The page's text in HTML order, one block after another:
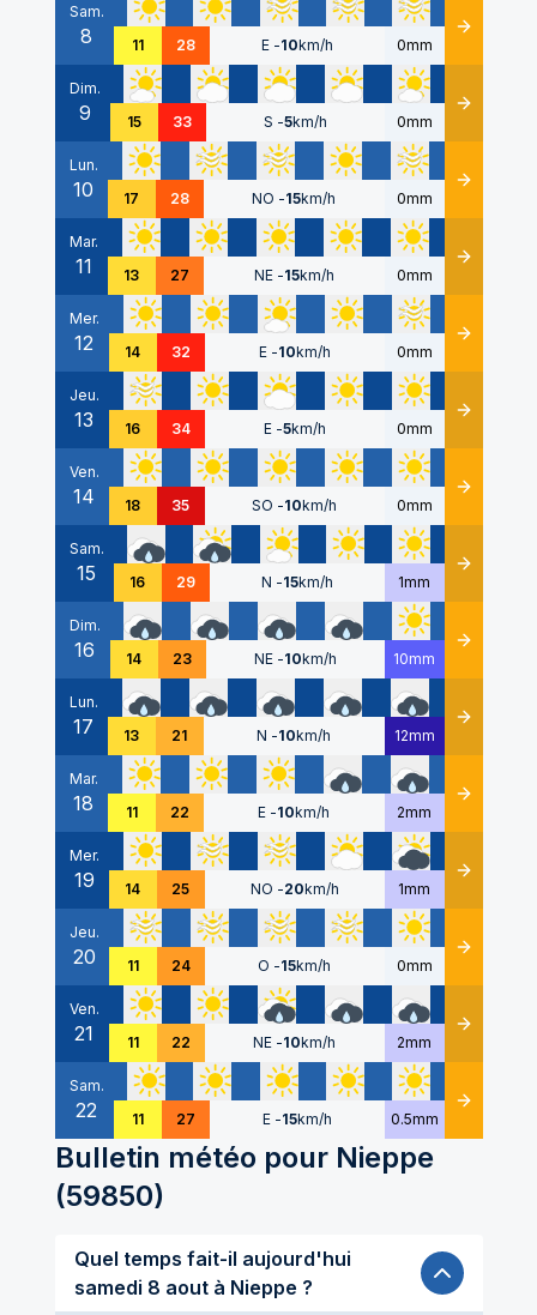
Sam.
8 11 28 E -10km/h 0mm Détails
Dim.
9 15 33 S -5km/h 0mm Détails
Lun.
10 17 28 NO -15km/h 0mm Détails
Mar.
11 13 27 NE -15km/h 0mm Détails
Mer.
12 14 32 E -10km/h 0mm Détails
Jeu.
13 16 34 E -5km/h 0mm Détails
Ven.
14 18 35 SO -10km/h 0mm Détails
Sam.
15 16 29 N -15km/h 1mm Détails
Dim.
16 14 23 NE -10km/h 10mm Détails
Lun.
17 13 21 N -10km/h 12mm Détails
Mar.
18 11 22 E -10km/h 2mm Détails
Mer.
19 14 25 NO -20km/h 1mm Détails
Jeu.
20 11 24 O -15km/h 0mm Détails
Ven.
21 11 22 NE -10km/h 2mm Détails
Sam.
22 11 27 E -15km/h 0.5mm Détails
Bulletin météo pour Nieppe
(59850)
Quel temps fait-il aujourd'hui
samedi 8 aout à Nieppe ?